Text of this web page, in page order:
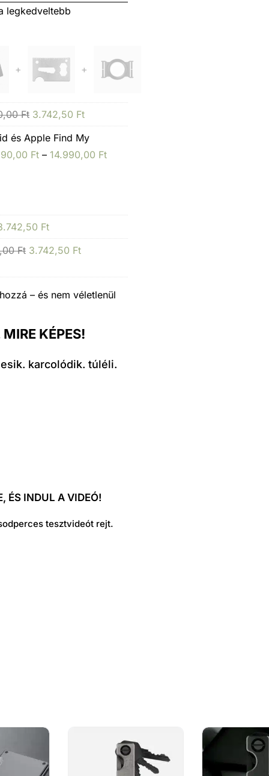
legkedveltebb
+ +
Ft 3.742,50 Ft
és Apple Find My
Ft – 14.990,00 Ft
Ft
Ft 3.742,50 Ft
– és nem véletlenül
KÉPES!
karcolódik. túléli.
ÉS INDUL A VIDEÓ!
tesztvideót rejt.